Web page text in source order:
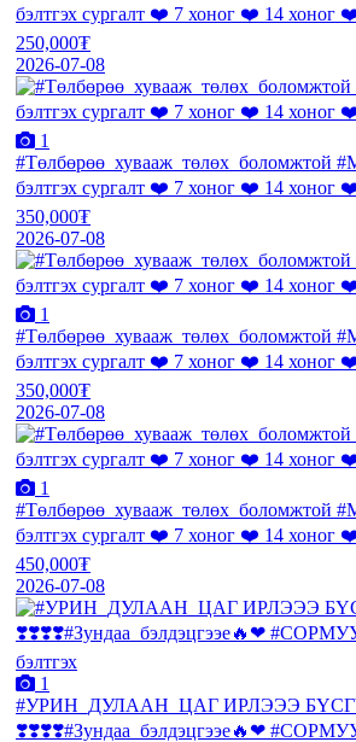
бэлтгэх сургалт ❤️ 7 хоног ❤️ 14 хоног
250,000₮
2026-07-08
1
#Төлбөрөө_хувааж_төлөх_боломжтой
бэлтгэх сургалт ❤️ 7 хоног ❤️ 14 хоног
350,000₮
2026-07-08
1
#Төлбөрөө_хувааж_төлөх_боломжтой
бэлтгэх сургалт ❤️ 7 хоног ❤️ 14 хоног
350,000₮
2026-07-08
1
#Төлбөрөө_хувааж_төлөх_боломжтой
бэлтгэх сургалт ❤️ 7 хоног ❤️ 14 хоног
450,000₮
2026-07-08
1
#УРИН_ДУЛААН_ЦАГ ИРЛЭЭЭ
❣️❣️❣️❣️#Зундаа_бэлдэцгээе🔥❤